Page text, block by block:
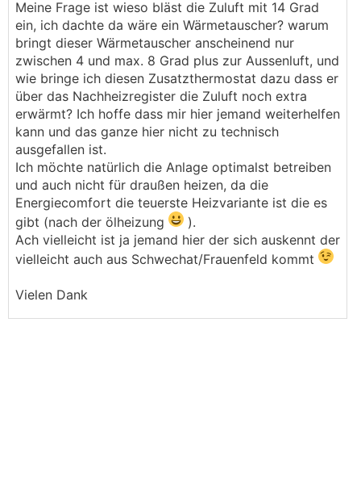
Meine Frage ist wieso bläst die Zuluft mit 14 Grad
ein, ich dachte da wäre ein Wärmetauscher? warum
bringt dieser Wärmetauscher anscheinend nur
zwischen 4 und max. 8 Grad plus zur Aussenluft, und
wie bringe ich diesen Zusatzthermostat dazu dass er
über das Nachheizregister die Zuluft noch extra
erwärmt? Ich hoffe dass mir hier jemand weiterhelfen
kann und das ganze hier nicht zu technisch
ausgefallen ist.
Ich möchte natürlich die Anlage optimalst betreiben
und auch nicht für draußen heizen, da die
Energiecomfort die teuerste Heizvariante ist die es
gibt (nach der ölheizung
).
Ach vielleicht ist ja jemand hier der sich auskennt der
vielleicht auch aus Schwechat/Frauenfeld kommt
Vielen Dank